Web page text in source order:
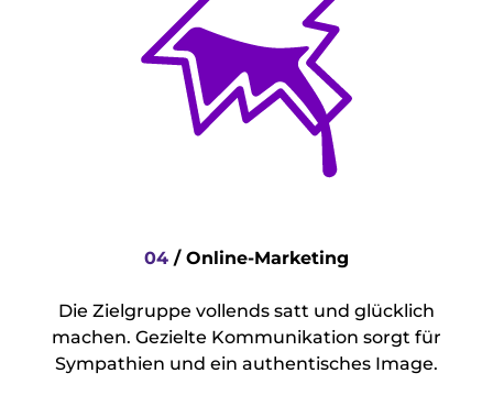
04 /Online-Marketing
Die Zielgruppe vollends satt und glücklich
machen. Gezielte Kommunikation sorgt für
Sympathien und ein authentisches Image.